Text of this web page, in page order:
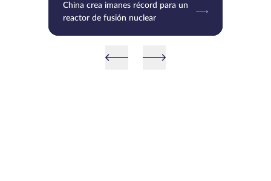
China crea imanes récord para un
reactor de fusión nuclear